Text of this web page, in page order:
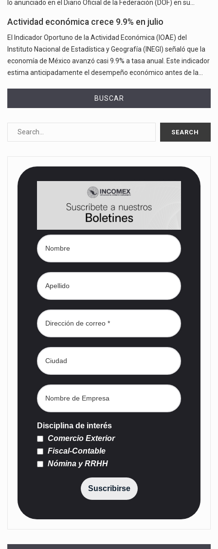
lo anunciado en el Diario Oficial de la Federación (DOF) en su…
Actividad económica crece 9.9% en julio
El Indicador Oportuno de la Actividad Económica (IOAE) del
Instituto Nacional de Estadística y Geografía (INEGI) señaló que la
economía de México avanzó casi 9.9% a tasa anual. Este indicador
estima anticipadamente el desempeño económico antes de la…
BUSCAR
Disciplina de interés
Comercio Exterior
Fiscal-Contable
Nómina y RRHH
Suscribirse